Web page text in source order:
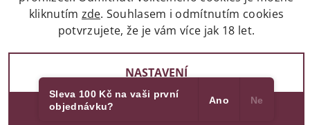
2017 - 2026 © winehouse.cz, všechna práva vyhrazena
Partneři
Vytvořil Shoptet
kliknutím zde. Souhlasem i odmítnutím cookies
potvrzujete, že je vám více jak 18 let.
NASTAVENÍ
Sleva 100 Kč na vaši první
objednávku?
Ano Ne